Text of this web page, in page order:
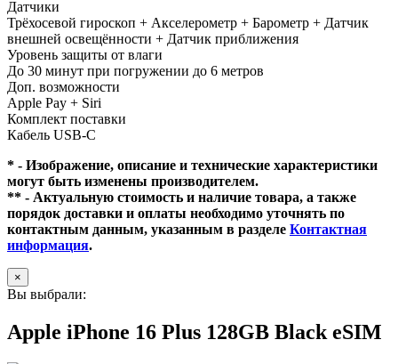
Датчики
Трёхосевой гироскоп + Акселерометр + Барометр + Датчик
внешней освещённости + Датчик приближения
Уровень защиты от влаги
До 30 минут при погружении до 6 метров
Доп. возможности
Apple Pay + Siri
Комплект поставки
Кабель USB-C
* - Изображение, описание и технические характеристики
могут быть изменены производителем.
** - Актуальную стоимость и наличие товара, а также
порядок доставки и оплаты необходимо уточнять по
контактным данным, указанным в разделе Контактная
информация.
×
Вы выбрали:
Apple iPhone 16 Plus 128GB Black eSIM